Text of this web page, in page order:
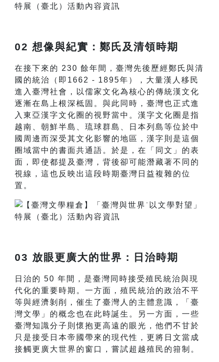
02 想像與紀實：鄭氏及清領時期
在接下來的 230 餘年間，臺灣先後歷經鄭氏與清
國的統治（即1662 - 1895年），大量漢人移民
進入臺灣社會，以儒家文化為核心的傳統漢文化
逐漸在島上根深柢固。與此同時，臺灣也正式進
入東亞漢字文化圈的視野當中。漢字文化圈是指
越南、朝鮮半島、琉球群島、日本列島等位於中
國周邊而深受其文化影響的地區，漢字則是這個
圈域當中的書面共通語。於是，在「同文」的表
面，即使都提及臺灣，背後卻可能潛藏著不同的
視線，這也反映出這段時期臺灣日益複雜的位
置。
03 放眼更廣大的世界：日治時期
日治的 50 年間，是臺灣同時接受殖民統治與現
代化的重要時期。一方面，殖民統治的政治不平
等與經濟剝削，催生了臺灣人的主體意識，「臺
灣文學」的概念也在此時誕生。另一方面，一些
臺灣知識分子則懷抱更高遠的眼光，他們不甘於
只是接受日本帝國帶來的現代性，更將日文當成
接觸更廣大世界的窗口，嘗試超越殖民的箝制。